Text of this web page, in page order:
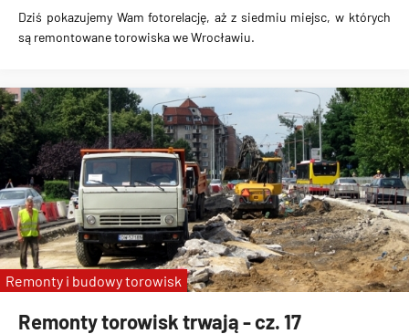
Dziś pokazujemy Wam fotorelację, aż z siedmiu miejsc, w których
są remontowane torowiska we Wrocławiu.
Remonty torowisk trwają - cz. 17
Remonty i budowy torowisk